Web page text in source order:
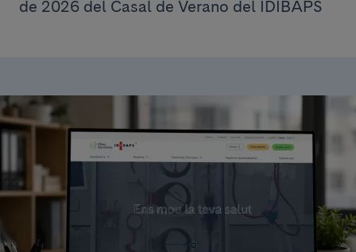
de 2026 del Casal de Verano del IDIBAPS